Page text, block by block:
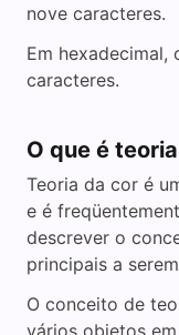
nove caracteres.
Em hexadecimal,
caracteres.
O que é
Teoria da cor é
e é
descrever o
principais a
O conceito de